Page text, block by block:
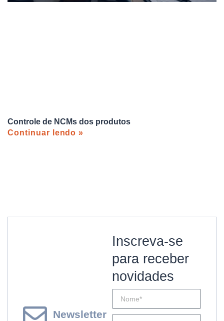
Controle de NCMs dos produtos
Continuar lendo »
Newsletter
Inscreva-se
para receber
novidades